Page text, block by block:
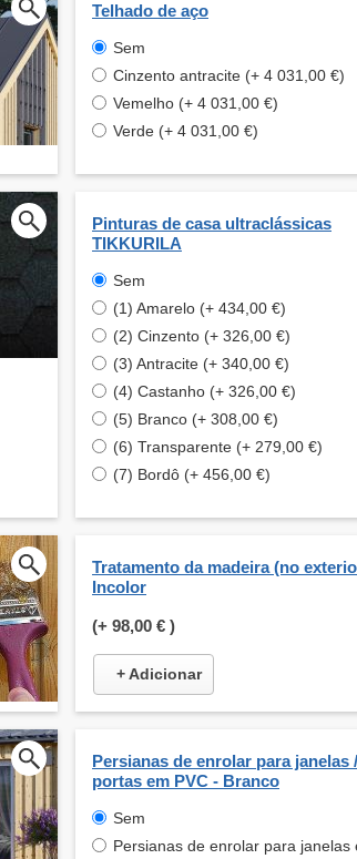
Telhado de aço
Sem
Cinzento antracite (+ 4 031,00 €)
Vemelho (+ 4 031,00 €)
Verde (+ 4 031,00 €)
Pinturas de casa ultraclássicas
TIKKURILA
Sem
(1) Amarelo (+ 434,00 €)
(2) Cinzento (+ 326,00 €)
(3) Antracite (+ 340,00 €)
(4) Castanho (+ 326,00 €)
(5) Branco (+ 308,00 €)
(6) Transparente (+ 279,00 €)
(7) Bordô (+ 456,00 €)
Tratamento da madeira (no
Incolor
(+ 98,00 € )
+ Adicionar
Persianas de enrolar para janelas /
portas em PVC - Branco
Sem
Persianas de enrolar para janelas